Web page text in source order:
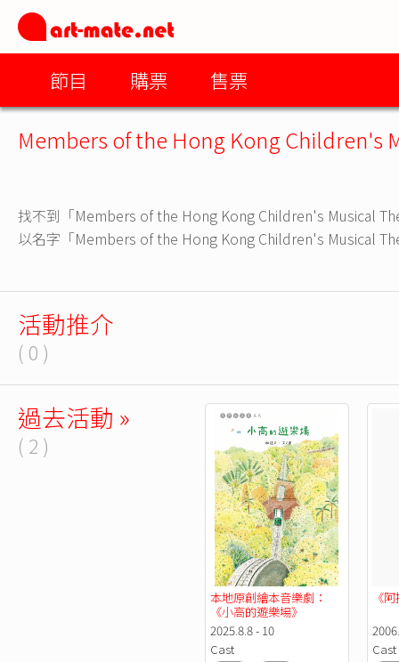
節目 購票 售票
Members of the Hong Kong Children's
找不到「Members of the Hong Kong Children's Musical
以名字「Members of the Hong Kong Children's Musical
活動推介
( 0 )
過去活動 »
( 2 )
本地原創繪本音樂劇：
《小高的遊樂場》
2025.8.8 - 10
Cast
《
Cast